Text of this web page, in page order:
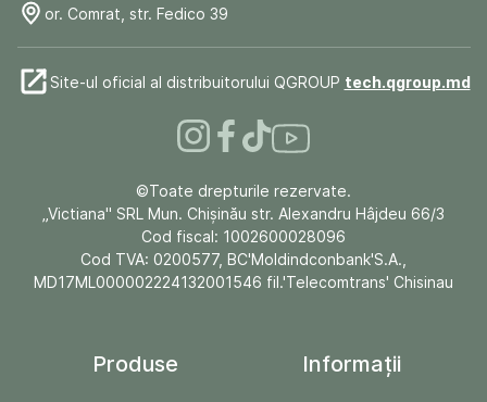
or. Comrat, str. Fedico 39
Site-ul oficial al distribuitorului QGROUP tech.qgroup.md
©Toate drepturile rezervate.
„Victiana" SRL Mun. Chişinău str. Alexandru Hâjdeu 66/3
Cod fiscal: 1002600028096
Cod TVA: 0200577, BC'Moldindconbank'S.A.,
MD17ML000002224132001546 fil.'Telecomtrans' Chisinau
Produse Informații